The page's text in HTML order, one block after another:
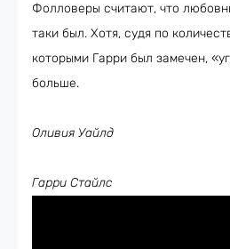
Фолловеры считают, что
таки был. Хотя, судя по
которыми Гарри был замечен,
больше.
Оливия Уайлд
Гарри Стайлс